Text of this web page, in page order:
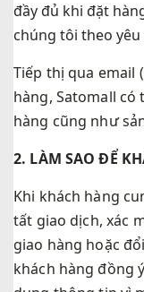
đầy đủ khi đặt
chúng tôi theo
Tiếp thị qua email
hàng, Satomall có
hàng cũng như
2. LÀM SAO ĐỂ
Khi khách hàng
tất giao dịch, xác
giao hàng hoặc
khách hàng đồng